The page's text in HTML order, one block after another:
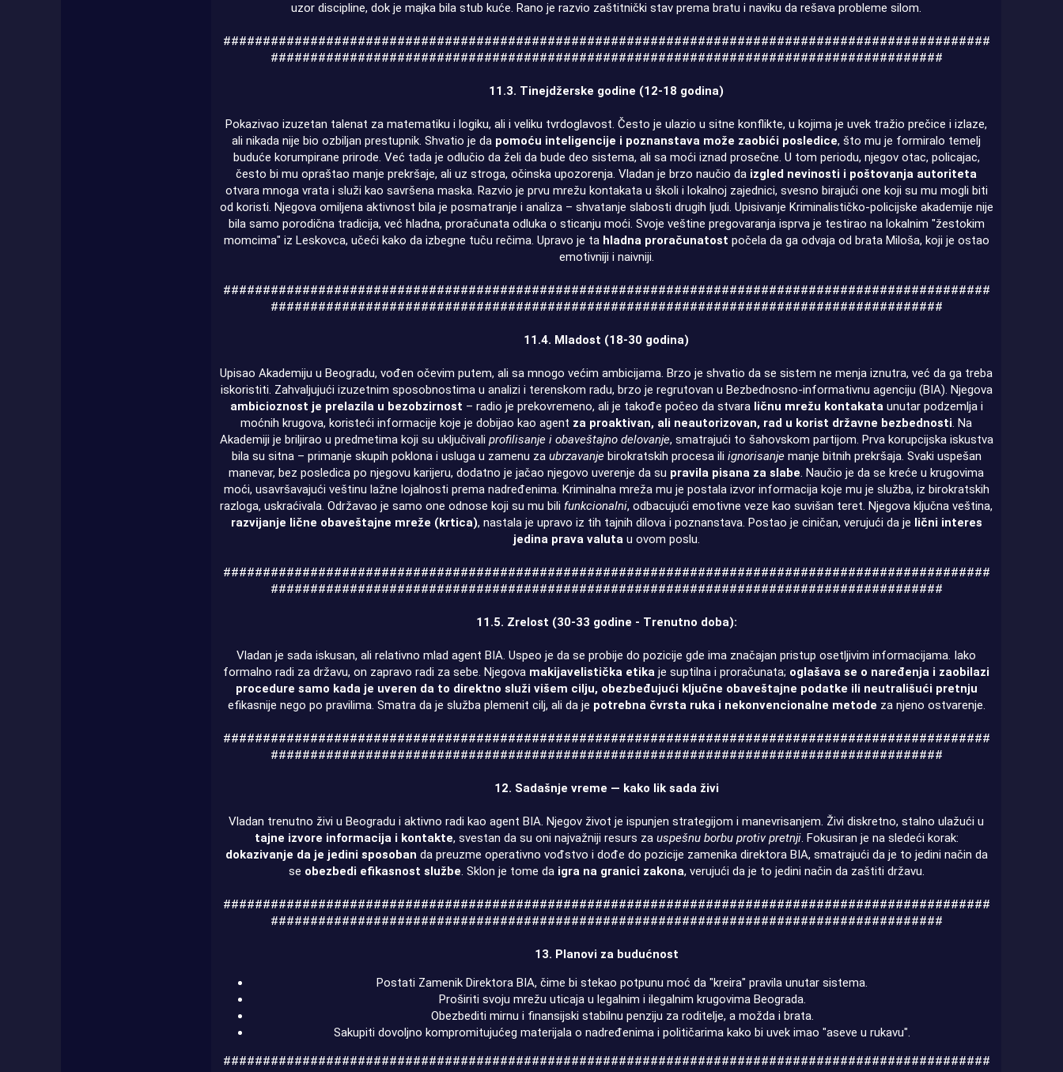
uzor discipline, dok je majka bila stub kuće. Rano je razvio zaštitnički stav prema bratu i naviku da rešava probleme silom.
#################################################################################################
#####################################################################################
11.3. Tinejdžerske godine (12-18 godina)
Pokazivao izuzetan talenat za matematiku i logiku, ali i veliku tvrdoglavost. Često je ulazio u sitne konflikte, u kojima je uvek tražio prečice i izlaze,
ali nikada nije bio ozbiljan prestupnik. Shvatio je da pomoću inteligencije i poznanstava može zaobići posledice, što mu je formiralo temelj
buduće korumpirane prirode. Već tada je odlučio da želi da bude deo sistema, ali sa moći iznad prosečne. U tom periodu, njegov otac, policajac,
često bi mu opraštao manje prekršaje, ali uz stroga, očinska upozorenja. Vladan je brzo naučio da izgled nevinosti i poštovanja autoriteta
otvara mnoga vrata i služi kao savršena maska. Razvio je prvu mrežu kontakata u školi i lokalnoj zajednici, svesno birajući one koji su mu mogli biti
od koristi. Njegova omiljena aktivnost bila je posmatranje i analiza – shvatanje slabosti drugih ljudi. Upisivanje Kriminalističko-policijske akademije nije
bila samo porodična tradicija, već hladna, proračunata odluka o sticanju moći. Svoje veštine pregovaranja isprva je testirao na lokalnim "žestokim
momcima" iz Leskovca, učeći kako da izbegne tuču rečima. Upravo je ta hladna proračunatost počela da ga odvaja od brata Miloša, koji je ostao
emotivniji i naivniji.
#################################################################################################
#####################################################################################
11.4. Mladost (18-30 godina)
Upisao Akademiju u Beogradu, vođen očevim putem, ali sa mnogo većim ambicijama. Brzo je shvatio da se sistem ne menja iznutra, već da ga treba
iskoristiti. Zahvaljujući izuzetnim sposobnostima u analizi i terenskom radu, brzo je regrutovan u Bezbednosno-informativnu agenciju (BIA). Njegova
ambicioznost je prelazila u bezobzirnost – radio je prekovremeno, ali je takođe počeo da stvara ličnu mrežu kontakataunutar podzemlja i
moćnih krugova, koristeći informacije koje je dobijao kao agent za proaktivan, ali neautorizovan, rad u korist državne bezbednosti. Na
Akademiji je briljirao u predmetima koji su uključivali profilisanje i obaveštajno delovanje, smatrajući to šahovskom partijom. Prva korupcijska iskustva
bila su sitna – primanje skupih poklona i usluga u zamenu za ubrzavanjebirokratskih procesa ili ignorisanjemanje bitnih prekršaja. Svaki uspešan
manevar, bez posledica po njegovu karijeru, dodatno je jačao njegovo uverenje da su pravila pisana za slabe. Naučio je da se kreće u krugovima
moći, usavršavajući veštinu lažne lojalnosti prema nadređenima. Kriminalna mreža mu je postala izvor informacija koje mu je služba, iz birokratskih
razloga, uskraćivala. Održavao je samo one odnose koji su mu bili funkcionalni, odbacujući emotivne veze kao suvišan teret. Njegova ključna veština,
razvijanje lične obaveštajne mreže (krtica), nastala je upravo iz tih tajnih dilova i poznanstava. Postao je ciničan, verujući da je lični interes
jedina prava valutau ovom poslu.
#################################################################################################
#####################################################################################
11.5. Zrelost (30-33 godine - Trenutno doba):
Vladan je sada iskusan, ali relativno mlad agent BIA. Uspeo je da se probije do pozicije gde ima značajan pristup osetljivim informacijama. Iako
formalno radi za državu, on zapravo radi za sebe. Njegova makijavelistička etika je suptilna i proračunata; oglašava se o naređenja i zaobilazi
procedure samo kada je uveren da to direktno služi višem cilju, obezbeđujući ključne obaveštajne podatke ili neutrališući pretnju
efikasnije nego po pravilima. Smatra da je služba plemenit cilj, ali da je potrebna čvrsta ruka i nekonvencionalne metode za njeno ostvarenje.
#################################################################################################
#####################################################################################
12. Sadašnje vreme — kako lik sada živi
Vladan trenutno živi u Beogradu i aktivno radi kao agent BIA. Njegov život je ispunjen strategijom i manevrisanjem. Živi diskretno, stalno ulažući u
tajne izvore informacija i kontakte, svestan da su oni najvažniji resurs za uspešnu borbu protiv pretnji. Fokusiran je na sledeći korak:
dokazivanje da je jedini sposoban da preuzme operativno vođstvo i dođe do pozicije zamenika direktora BIA, smatrajući da je to jedini način da
se obezbedi efikasnost službe. Sklon je tome da igra na granici zakona, verujući da je to jedini način da zaštiti državu.
#################################################################################################
#####################################################################################
13. Planovi za budućnost
Postati Zamenik Direktora BIA, čime bi stekao potpunu moć da "kreira" pravila unutar sistema.​
Proširiti svoju mrežu uticaja u legalnim i ilegalnim krugovima Beograda.​
Obezbediti mirnu i finansijski stabilnu penziju za roditelje, a možda i brata.​
Sakupiti dovoljno kompromitujućeg materijala o nadređenima i političarima kako bi uvek imao "aseve u rukavu".​
#################################################################################################